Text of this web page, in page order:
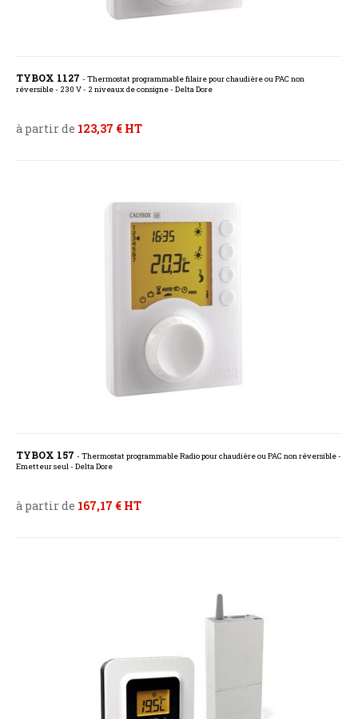
TYBOX 1127 - Thermostat programmable filaire pour chaudière ou PAC non
réversible - 230 V - 2 niveaux de consigne - Delta Dore
à partir de 123,37 € HT
TYBOX 157 - Thermostat programmable Radio pour chaudière ou PAC non réversible -
Emetteur seul - Delta Dore
à partir de 167,17 € HT